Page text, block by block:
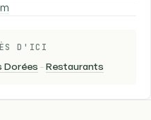
D'ICI
Dorées -Restaurants